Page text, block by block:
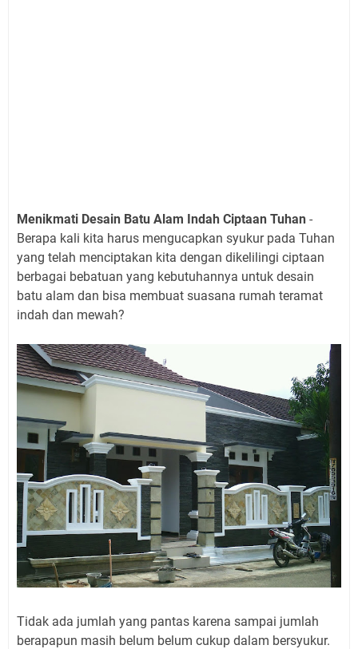
Menikmati Desain Batu Alam Indah Ciptaan Tuhan -
Berapa kali kita harus mengucapkan syukur pada Tuhan
yang telah menciptakan kita dengan dikelilingi ciptaan
berbagai bebatuan yang kebutuhannya untuk desain
batu alam dan bisa membuat suasana rumah teramat
indah dan mewah?
Tidak ada jumlah yang pantas karena sampai jumlah
berapapun masih belum belum cukup dalam bersyukur.